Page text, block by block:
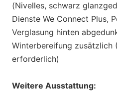
(Nivelles, schwarz
Dienste We Connect Plus,
Verglasung hinten
Winterbereifung zusätzlich
erforderlich)
Weitere Ausstattung: